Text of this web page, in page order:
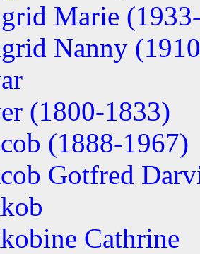
Marie
Nanny
(1800-1833)
(1888-1967)
Gotfred
Cathrine